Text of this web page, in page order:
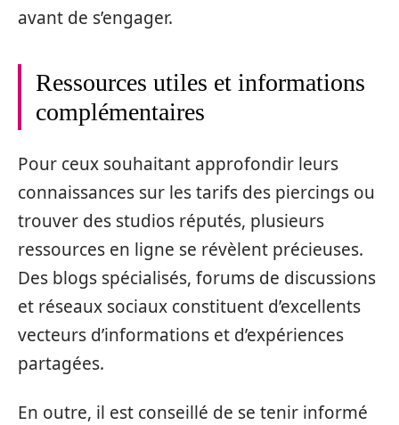
avant de s’engager.
Ressources utiles et informations
complémentaires
Pour ceux souhaitant approfondir leurs
connaissances sur les tarifs des piercings ou
trouver des studios réputés, plusieurs
ressources en ligne se révèlent précieuses.
Des blogs spécialisés, forums de discussions
et réseaux sociaux constituent d’excellents
vecteurs d’informations et d’expériences
partagées.
En outre, il est conseillé de se tenir informé